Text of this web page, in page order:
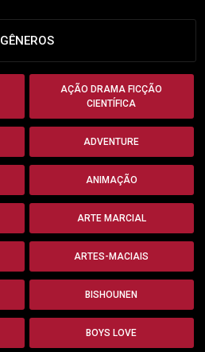
GÊNEROS
AÇÃO DRAMA FICÇÃO
CIENTÍFICA
ADVENTURE
ANIMAÇÃO
ARTE MARCIAL
ARTES-MACIAIS
BISHOUNEN
BOYS LOVE